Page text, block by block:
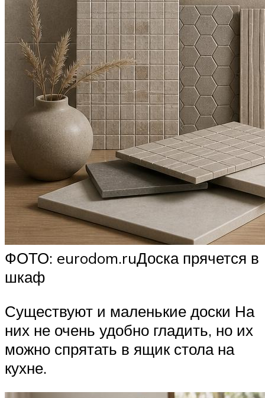
ФОТО: eurodom.ruДоска прячется в
шкаф
Существуют и маленькие доски На
них не очень удобно гладить, но их
можно спрятать в ящик стола на
кухне.